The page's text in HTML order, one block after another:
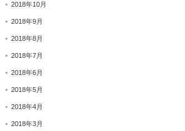
2018年10月
2018年9月
2018年8月
2018年7月
2018年6月
2018年5月
2018年4月
2018年3月